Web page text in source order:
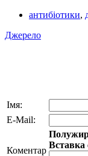
антибіотики,
Джерело
Імя:
E-Mail:
Коментар